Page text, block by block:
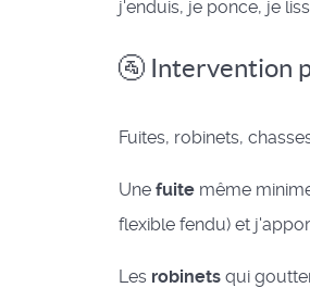
j'enduis, je ponce, je
🚰 Intervention
Fuites, robinets,
Une fuite même
flexible fendu) et
Les robinets qui